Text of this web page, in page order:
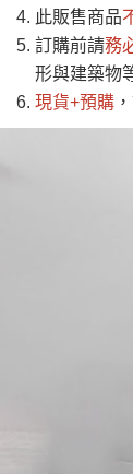
此販售商品
訂購前請務
形與建築物
現貨+預購
接單
（
下
（
運
苗
保
因
會
由